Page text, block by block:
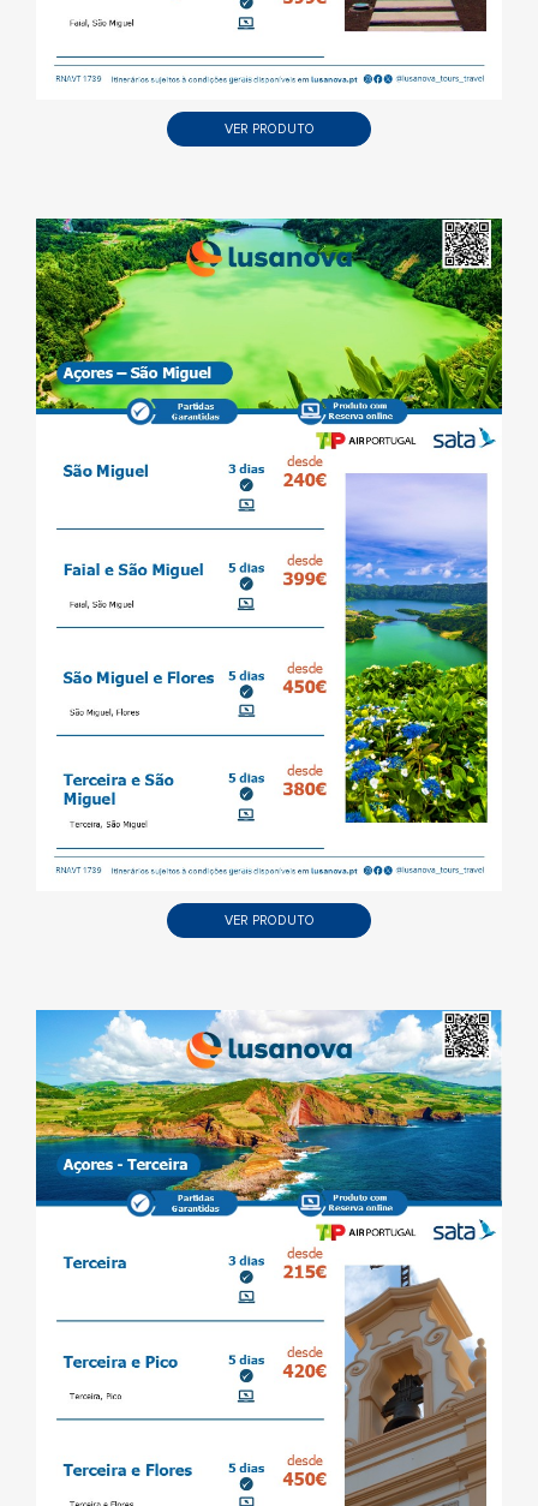
VER PRODUTO
VER PRODUTO